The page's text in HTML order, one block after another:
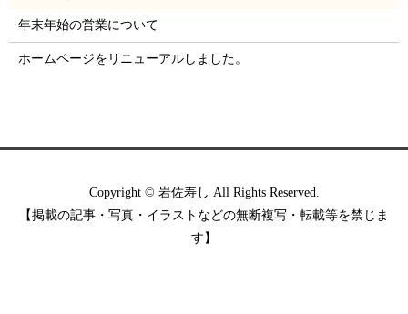
年末年始の営業について
ホームページをリニューアルしました。
Copyright © 岩佐寿し All Rights Reserved.
【掲載の記事・写真・イラストなどの無断複写・転載等を禁じま
す】